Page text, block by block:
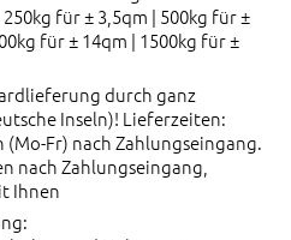
für ± 3,5qm | 500kg für ±
für ± 14qm | 1500kg für ±
durch ganz
Inseln)! Lieferzeiten:
(Mo-Fr) nach Zahlungseingang.
nach Zahlungseingang,
Ihnen